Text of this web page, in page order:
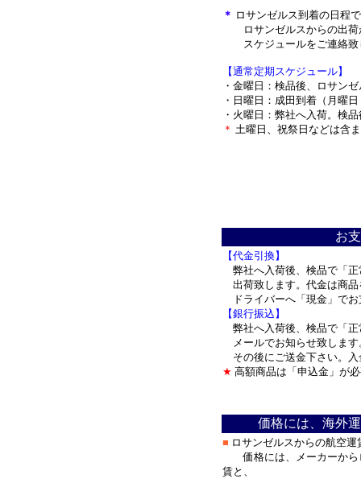
＊ ロサンゼルス到着の日程
ロサンゼルスからの出荷
スケジュールをご連絡致
【通常定期スケジュール】
・金曜日：検品後、ロサン
・日曜日：成田到着（月曜
・火曜日：弊社へ入荷。検
＊ 土曜日、祝祭日などは含
お
【代金引換】
弊社へ入荷後、検品で「
出荷致します。代金は商
ドライバーへ「現金」で
【銀行振込】
弊社へ入荷後、検品で「
メールでお知らせ致します
その後にご送金下さい。
★ 高額商品は「申込金」が
価格には、海外
■ ロサンゼルスからの航空
価格には、メーカーから
賃と、